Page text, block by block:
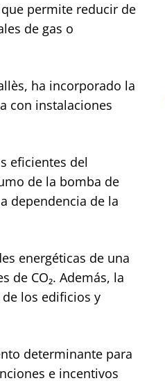
permite reducir de
de gas o
ha incorporado la
con instalaciones
eficientes del
de la bomba de
dependencia de la
energéticas de una
CO₂. Además, la
los edificios y
determinante para
e incentivos